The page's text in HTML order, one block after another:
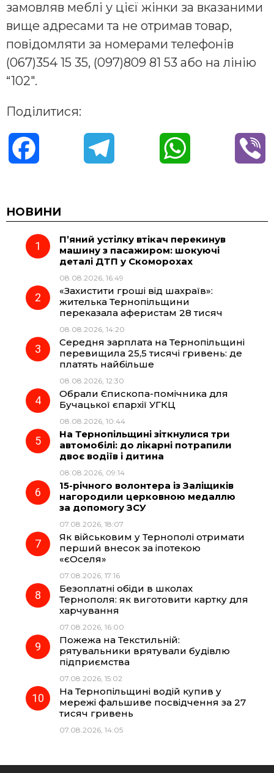
замовляв меблі у цієї жінки за вказаними
вище адресами та не отримав товар,
повідомляти за номерами телефонів
(067)354 15 35, (097)809 81 53 або на лінію
“102″.
Поділитися:
c
e
o
k
e
g
r
a
m
t
НОВИНИ
П’яний устілку втікач перекинув
машину з пасажиром: шокуючі
деталі ДТП у Скоморохах
08.08.2026, 16:49
«Захистити гроші від шахраїв»:
жителька Тернопільщини
переказала аферистам 28 тисяч
08.08.2026, 14:20
Середня зарплата на Тернопільщині
перевищила 25,5 тисячі гривень: де
платять найбільше
08.08.2026, 12:30
Обрали Єпископа-помічника для
Бучацької єпархії УГКЦ
08.08.2026, 10:44
На Тернопільщині зіткнулися три
автомобілі: до лікарні потрапили
двоє водіїв і дитина
08.08.2026, 09:14
15-річного волонтера із Заліщиків
нагородили церковною медаллю
за допомогу ЗСУ
07.08.2026, 18:07
Як військовим у Тернополі отримати
перший внесок за іпотекою
«єОселя»
07.08.2026, 17:16
Безоплатні обіди в школах
Тернополя: як виготовити картку для
харчування
07.08.2026, 16:00
Пожежа на Текстильній:
рятувальники врятували будівлю
підприємства
07.08.2026, 15:02
На Тернопільщині водій купив у
мережі фальшиве посвідчення за 27
тисяч гривень
07.08.2026, 14:05